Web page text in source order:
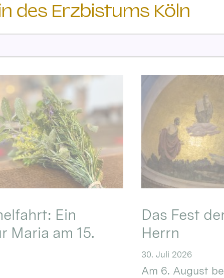
des Erzbistums Köln
Ein
Maria am 15.
Das Fest
Herrn
30. Juli 2026
Am 6. August